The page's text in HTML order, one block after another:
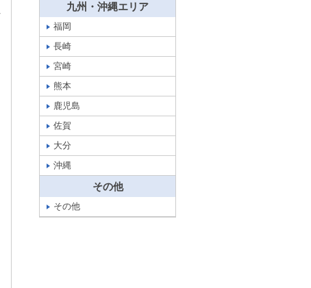
九州・沖縄エリア
福岡
長崎
宮崎
熊本
鹿児島
佐賀
大分
沖縄
その他
その他